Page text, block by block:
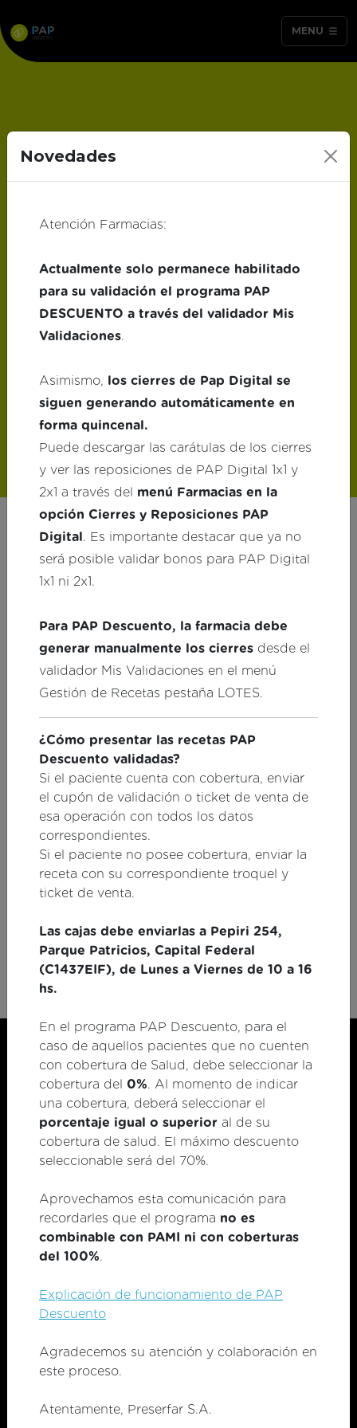
MENU
BIENVENIDO
A
BONOS PAP
Farmacias adheridas
Consultar bono
Recetas Digitales
Preserfar S.A
Alicia Moreau de Justo 2050 - 1º Piso of 105
(C1107AFP) - Ciudad Autónoma de Buenos
Aires - Argentina
© 2023 Preserfar S.A. - Todos los derechos reservados
Novedades
Atención Farmacias:
Actualmente solo permanece habilitado
para su validación el programa PAP
DESCUENTO a través del validador Mis
Validaciones.
Asimismo, los cierres de Pap Digital se
siguen generando automáticamente en
forma quincenal.
Puede descargar las carátulas de los cierres
y ver las reposiciones de PAP Digital 1x1 y
2x1 a través del menú Farmacias en la
opción Cierres y Reposiciones PAP
Digital. Es importante destacar que ya no
será posible validar bonos para PAP Digital
1x1 ni 2x1.
Para PAP Descuento, la farmacia debe
generar manualmente los cierres desde el
validador Mis Validaciones en el menú
Gestión de Recetas pestaña LOTES.
¿Cómo presentar las recetas PAP
Descuento validadas?
Si el paciente cuenta con cobertura, enviar
el cupón de validación o ticket de venta de
esa operación con todos los datos
correspondientes.
Si el paciente no posee cobertura, enviar la
receta con su correspondiente troquel y
ticket de venta.
Las cajas debe enviarlas a Pepiri 254,
Parque Patricios, Capital Federal
(C1437EIF), de Lunes a Viernes de 10 a 16
hs.
En el programa PAP Descuento, para el
caso de aquellos pacientes que no cuenten
con cobertura de Salud, debe seleccionar la
cobertura del 0%. Al momento de indicar
una cobertura, deberá seleccionar el
porcentaje igual o superior al de su
cobertura de salud. El máximo descuento
seleccionable será del 70%.
Aprovechamos esta comunicación para
recordarles que el programa no es
combinable con PAMI ni con coberturas
del 100%.
Explicación de funcionamiento de PAP
Descuento
Agradecemos su atención y colaboración en
este proceso.
Atentamente, Preserfar S.A.